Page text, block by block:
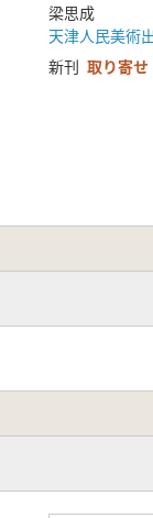
梁思成
天津人民美術
新刊 取り寄せ